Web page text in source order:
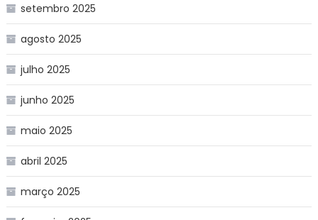
setembro 2025
agosto 2025
julho 2025
junho 2025
maio 2025
abril 2025
março 2025